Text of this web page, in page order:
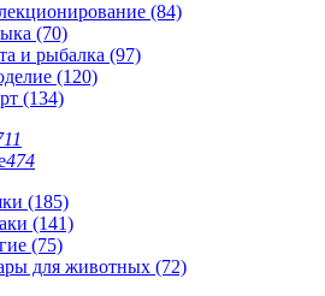
(84)
(70)
и рыбалка (97)
(120)
(134)
474
(185)
(141)
(75)
для животных (72)